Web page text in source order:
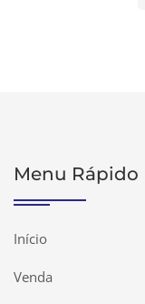
Menu Rápido
Início
Venda